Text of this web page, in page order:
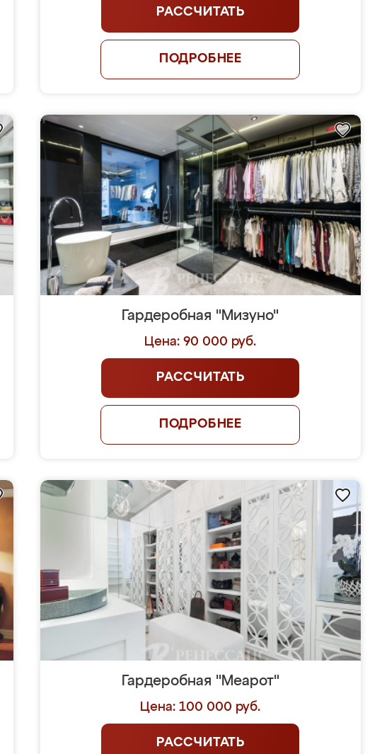
РАССЧИТАТЬ
ПОДРОБНЕЕ
Гардеробная "Мизуно"
Цена: 90 000 руб.
РАССЧИТАТЬ
ПОДРОБНЕЕ
Гардеробная "Меарот"
Цена: 100 000 руб.
РАССЧИТАТЬ